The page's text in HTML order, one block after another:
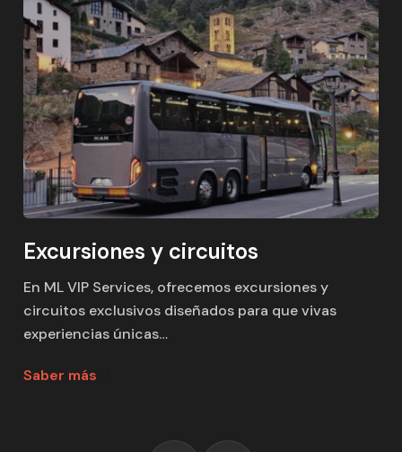
Excursiones y circuitos
En ML VIP Services, ofrecemos excursiones y
circuitos exclusivos diseñados para que vivas
experiencias únicas…
Saber más